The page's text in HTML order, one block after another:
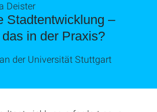
Stadtentwicklung –
in der Praxis?
Deister
der Universität Stuttgart